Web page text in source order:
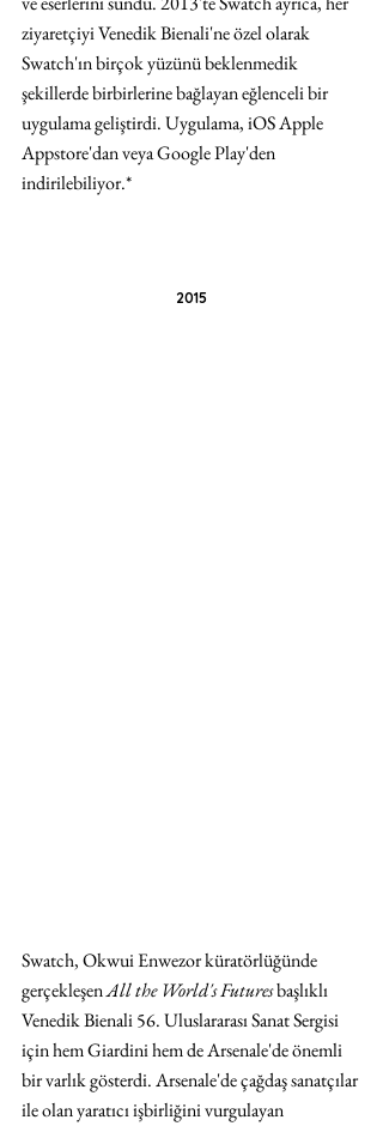
ziyaretçiyi Venedik Bienali'ne özel olarak
Swatch'ın birçok yüzünü beklenmedik
şekillerde birbirlerine bağlayan eğlenceli bir
uygulama geliştirdi. Uygulama, iOS Apple
Appstore'dan veya Google Play'den
indirilebiliyor.*
2015
Swatch, Okwui Enwezor küratörlüğünde
gerçekleşen All the World's Futures başlıklı
Venedik Bienali 56. Uluslararası Sanat Sergisi
için hem Giardini hem de Arsenale'de önemli
bir varlık gösterdi. Arsenale'de çağdaş sanatçılar
ile olan yaratıcı işbirliğini vurgulayan